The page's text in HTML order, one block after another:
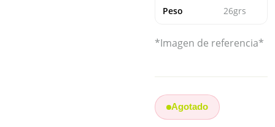
Peso 26grs
*Imagen de referencia*
Agotado